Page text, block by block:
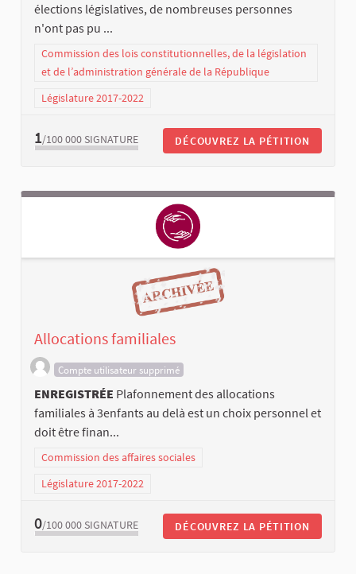
élections législatives, de nombreuses personnes
n'ont pas pu ...
Commission des lois constitutionnelles, de la législation
et de l’administration générale de la République
Législature 2017-2022
1/100 000 SIGNATURE DÉCOUVREZ LA PÉTITION
Allocations familiales
Compte utilisateur supprimé
ENREGISTRÉE Plafonnement des allocations
familiales à 3enfants au delà est un choix personnel et
doit être finan...
Commission des affaires sociales
Législature 2017-2022
0/100 000 SIGNATURE DÉCOUVREZ LA PÉTITION